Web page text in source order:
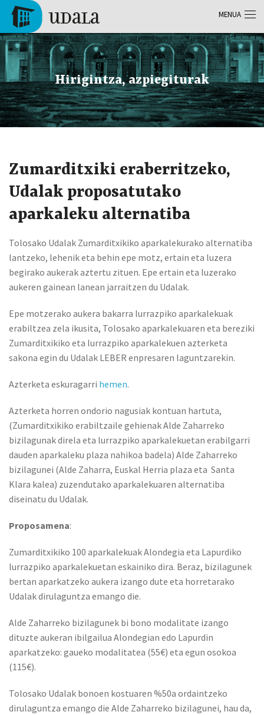
Skip to main content
Tolosa
Hirigintza, azpiegiturak
Zumarditxiki eraberritzeko,
Udalak proposatutako
aparkaleku alternatiba
Tolosako Udalak Zumarditxikiko aparkalekurako alternatiba
lantzeko, lehenik eta behin epe motz, ertain eta luzera
begirako aukerak aztertu zituen. Epe ertain eta luzerako
aukeren gainean lanean jarraitzen du Udalak.
Epe motzerako aukera bakarra lurrazpiko aparkalekuak
erabiltzea zela ikusita, Tolosako aparkalekuaren eta bereziki
Zumarditxikiko eta lurrazpiko aparkalekuen azterketa
sakona egin du Udalak LEBER enpresaren laguntzarekin.
Azterketa eskuragarri hemen.
Azterketa horren ondorio nagusiak kontuan hartuta,
(Zumarditxikiko erabiltzaile gehienak Alde Zaharreko
bizilagunak direla eta lurrazpiko aparkalekuetan erabilgarri
dauden aparkaleku plaza nahikoa badela) Alde Zaharreko
bizilagunei (Alde Zaharra, Euskal Herria plaza eta Santa
Klara kalea) zuzendutako aparkalekuaren alternatiba
diseinatu du Udalak.
Proposamena:
Zumarditxikiko 100 aparkalekuak Alondegia eta Lapurdiko
lurrazpiko aparkalekuetan eskainiko dira. Beraz, bizilagunek
bertan aparkatzeko aukera izango dute eta horretarako
Udalak dirulaguntza emango die.
Alde Zaharreko bizilagunek bi bono modalitate izango
dituzte aukeran ibilgailua Alondegian edo Lapurdin
aparkatzeko: gaueko modalitatea (55€) eta egun osokoa
(115€).
Tolosako Udalak bonoen kostuaren %50a ordaintzeko
dirulaguntza emango die Alde Zaharreko bizilagunei, hau da,
MENUA